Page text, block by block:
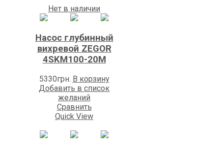
Нет в наличии
Насос глубинный
вихревой ZEGOR
4SKM100-20M
5330грн. В корзину
Добавить в список
желаний
Сравнить
Quick View